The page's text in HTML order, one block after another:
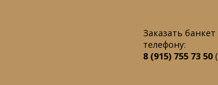
Заказать
телефону:
8 (915) 755 73 50